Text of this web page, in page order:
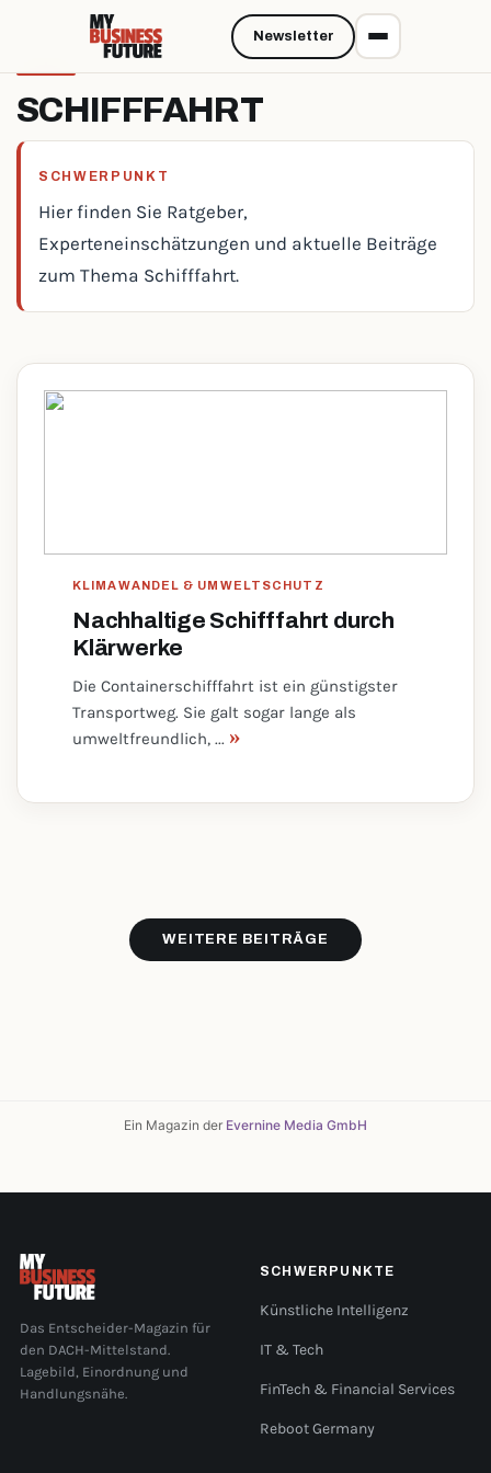
SCHIFFFAHRT
SCHWERPUNKT
Hier finden Sie Ratgeber,
Experteneinschätzungen und aktuelle Beiträge
zum Thema Schifffahrt.
KLIMAWANDEL & UMWELTSCHUTZ
Nachhaltige Schifffahrt durch
Klärwerke
Die Containerschifffahrt ist ein günstigster
Transportweg. Sie galt sogar lange als
umweltfreundlich, ... »
WEITERE BEITRÄGE
Ein Magazin der Evernine Media GmbH
Newsletter
Das Entscheider-Magazin für
den DACH-Mittelstand.
Lagebild, Einordnung und
Handlungsnähe.
SCHWERPUNKTE
Künstliche Intelligenz
IT & Tech
FinTech & Financial Services
Reboot Germany